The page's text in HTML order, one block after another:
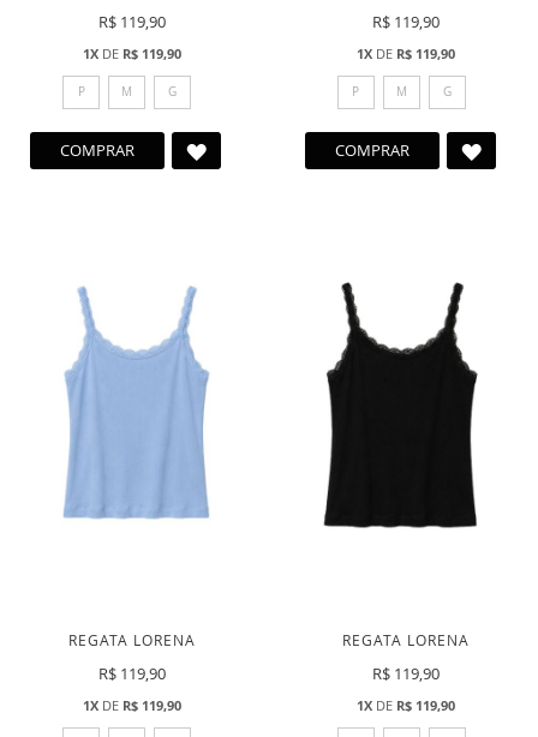
R$ 119,90
1XDE R$ 119,90
P M G
COMPRAR
ADICIONAR
R$ 119,90
1X DE R$ 119,90
P M G
COMPRAR
REGATA LORENA
R$ 119,90
1XDE R$ 119,90
REGATA LORENA
R$ 119,90
1X DE R$ 119,90